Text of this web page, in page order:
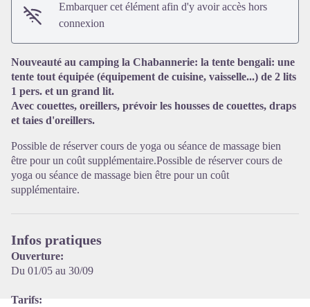
Embarquer cet élément afin d'y avoir accès hors
connexion
Nouveauté au camping la Chabannerie: la tente bengali: une
tente tout équipée (équipement de cuisine, vaisselle...) de 2 lits
1 pers. et un grand lit.
Avec couettes, oreillers, prévoir les housses de couettes, draps
et taies d'oreillers.
Possible de réserver cours de yoga ou séance de massage bien
être pour un coût supplémentaire.Possible de réserver cours de
yoga ou séance de massage bien être pour un coût
supplémentaire.
Infos pratiques
Ouverture:
Du 01/05 au 30/09
Tarifs: